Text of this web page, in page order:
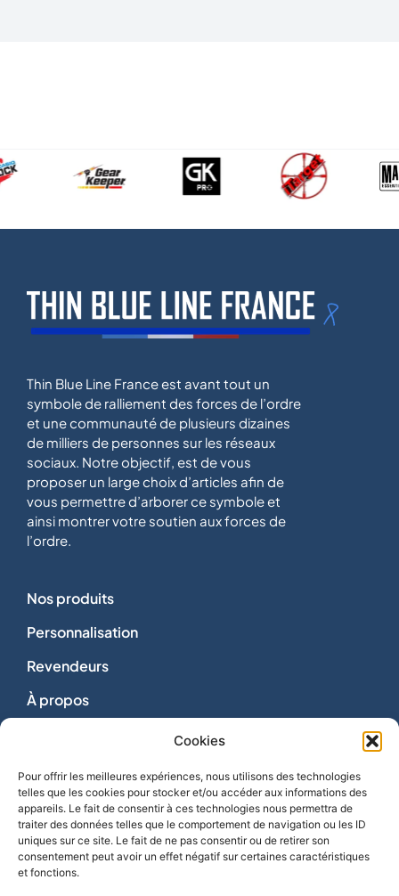
Cookies
Pour offrir les meilleures expériences, nous utilisons des technologies
telles que les cookies pour stocker et/ou accéder aux informations des
appareils. Le fait de consentir à ces technologies nous permettra de
traiter des données telles que le comportement de navigation ou les ID
uniques sur ce site. Le fait de ne pas consentir ou de retirer son
consentement peut avoir un effet négatif sur certaines caractéristiques
et fonctions.
Thin Blue Line France est avant tout un
symbole de ralliement des forces de l’ordre
et une communauté de plusieurs dizaines
de milliers de personnes sur les réseaux
sociaux. Notre objectif, est de vous
proposer un large choix d’articles afin de
vous permettre d’arborer ce symbole et
ainsi montrer votre soutien aux forces de
l’ordre.
Nos produits
Personnalisation
Revendeurs
À propos
Vie privée